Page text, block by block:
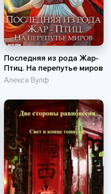
Последняя из рода Жар-
Птиц. На перепутье миров
Алекса Вулф